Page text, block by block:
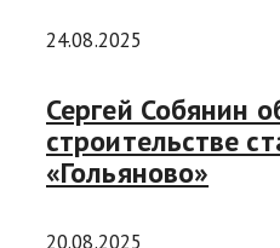
24.08.2025
Сергей Собянин
строительстве
«Гольяново»
20.08.2025